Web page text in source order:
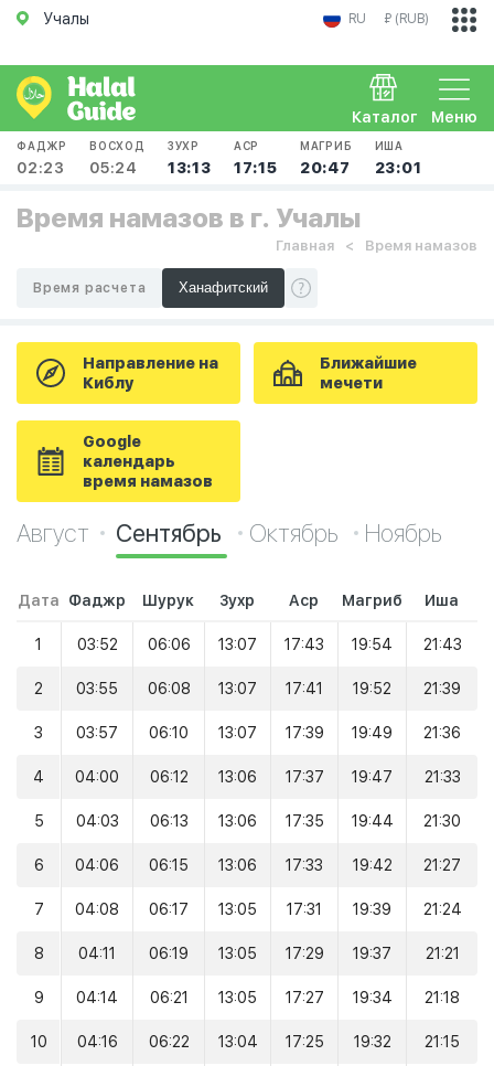
Учалы RU ₽ (RUB)
Меню
Каталог
ФАДЖР
02:23
ВОСХОД
05:24
ЗУХР
13:13
АСР
17:15
МАГРИБ
20:47
ИША
23:01
Время намазов в г. Учалы
Главная Время намазов
Время расчета
Направление на
Киблу
Ближайшие
мечети
Google
календарь
время намазов
Август Сентябрь Октябрь Ноябрь
Дата Фаджр Шурук Зухр Аср Магриб Иша
1 03:52 06:06 13:07 17:43 19:54 21:43
2 03:55 06:08 13:07 17:41 19:52 21:39
3 03:57 06:10 13:07 17:39 19:49 21:36
4 04:00 06:12 13:06 17:37 19:47 21:33
5 04:03 06:13 13:06 17:35 19:44 21:30
6 04:06 06:15 13:06 17:33 19:42 21:27
7 04:08 06:17 13:05 17:31 19:39 21:24
8 04:11 06:19 13:05 17:29 19:37 21:21
9 04:14 06:21 13:05 17:27 19:34 21:18
10 04:16 06:22 13:04 17:25 19:32 21:15